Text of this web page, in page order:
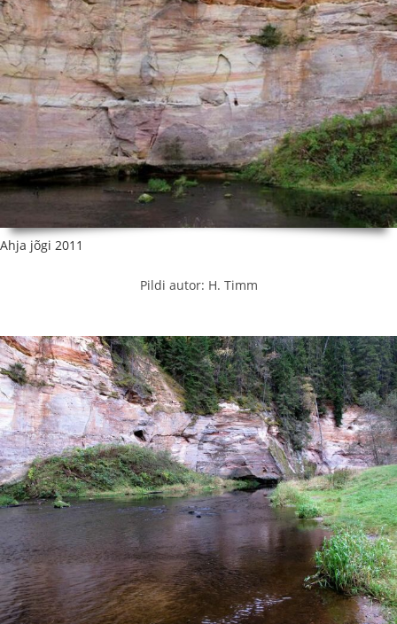
Ahja jõgi 2011
Pildi autor: H. Timm